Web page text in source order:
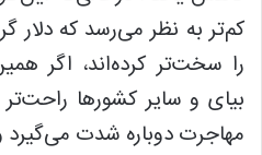
کم‌تر به نظر می‌رسد که دلار
را سخت‌تر کرده‌اند، اگر
بیای و سایر کشورها
مهاجرت دوباره شدت